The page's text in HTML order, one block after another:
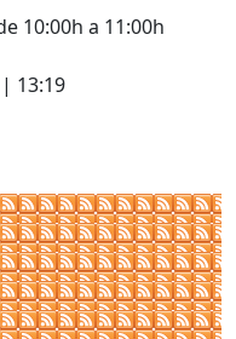
10:00h a 11:00h
13:19